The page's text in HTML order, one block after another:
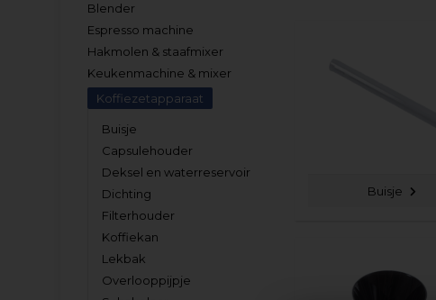
Blender
Espresso machine
Hakmolen & staafmixer
Keukenmachine & mixer
Koffiezetapparaat
Buisje
Capsulehouder
Deksel en waterreservoir
Dichting
Filterhouder
Koffiekan
Lekbak
Overlooppijpje
Buisje